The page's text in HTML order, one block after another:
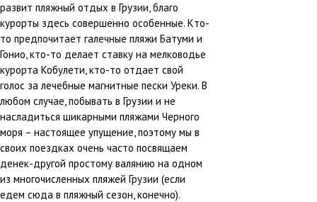
развит пляжный отдых в Грузии, благо
курорты здесь совершенно особенные. Кто-
то предпочитает галечные пляжи Батуми и
Гонио, кто-то делает ставку на мелководье
курорта Кобулети, кто-то отдает свой
голос за лечебные магнитные пески Уреки. В
любом случае, побывать в Грузии и не
насладиться шикарными пляжами Черного
моря – настоящее упущение, поэтому мы в
своих поездках очень часто посвящаем
денек-другой простому валянию на одном
из многочисленных пляжей Грузии (если
едем сюда в пляжный сезон, конечно).